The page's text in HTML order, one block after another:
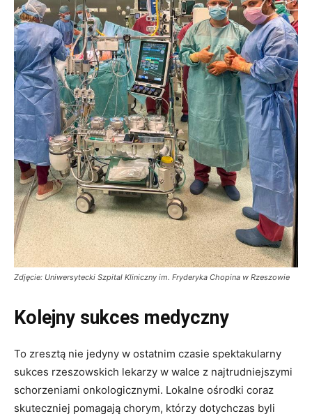
Zdjęcie: Uniwersytecki Szpital Kliniczny im. Fryderyka Chopina w Rzeszowie
Kolejny sukces medyczny
To zresztą nie jedyny w ostatnim czasie spektakularny
sukces rzeszowskich lekarzy w walce z najtrudniejszymi
schorzeniami onkologicznymi. Lokalne ośrodki coraz
skuteczniej pomagają chorym, którzy dotychczas byli